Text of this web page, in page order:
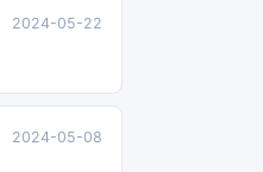
2024-05-22
2024-05-08